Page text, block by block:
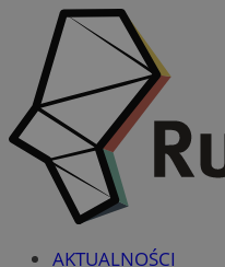
AKTUALNOŚCI